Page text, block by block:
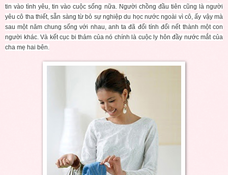
tin vào tình yêu, tin vào cuộc sống nữa. Người chồng đầu tiên cũng là người
yêu cô tha thiết, sẵn sàng từ bỏ sự nghiệp du học nước ngoài vì cô, ấy vậy mà
sau một năm chung sống với nhau, anh ta đã đổi tính đổi nết thành một con
người khác. Và kết cục bi thảm của nó chính là cuộc ly hôn đầy nước mắt của
cha mẹ hai bên.